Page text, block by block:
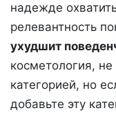
надежде
релевантность
ухудшит
косметология,
категорией, но
добавьте эту